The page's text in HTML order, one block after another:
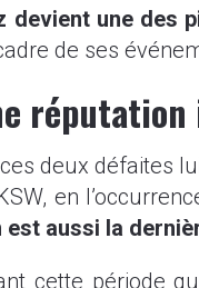
devient une des
de ses
deux défaites
en
aussi la
cette période